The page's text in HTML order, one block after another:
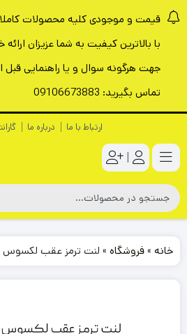
قیمت و موجودی کلیه محصولات
با بالاترین کیفیت به شما عزیزان
جهت هرگونه سوال و یا راهنمایی قبل
تماس بگیرید: 09106673883
ارتباط با ما درباره ما
|
خانه »فروشگاه » لنت ترمز عقب لکسوس LX570 با گارانتی